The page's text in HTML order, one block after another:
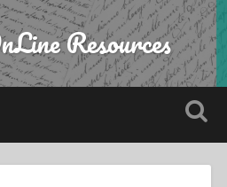
Resources